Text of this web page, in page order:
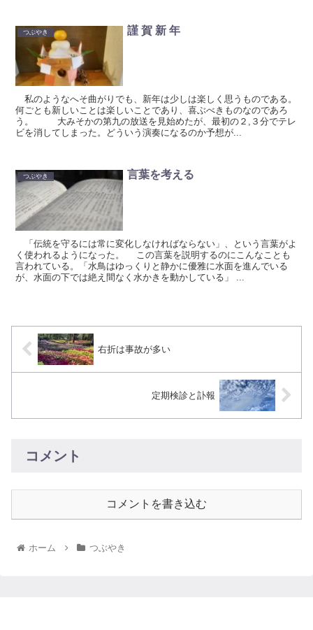
つぶやき 謹 賀 新 年
私のようなへそ曲がりでも、新年は少しは楽しく思うものである。
何ごとも新しいことは楽しいことであり、喜ぶべきものなのであろ
う。 大みそかの第九の放送を見始めたが、最初の２,３分でテレ
ビを消してしまった。どういう演奏になるのか予想が...
つぶやき 言葉を考える
「伝統を守るには常に変化しなければならない」、という言葉がよ
く使われるようになった。 この言葉を説明するのにこんなことも
言われている。「水鳥はゆっくりと静かに優雅に水面を進んでいる
が、水面の下では絶え間なく水かきを動かしている」 ...
右折は事故が多い
定期検診と訃報
コメント
コメントを書き込む
ホーム つぶやき